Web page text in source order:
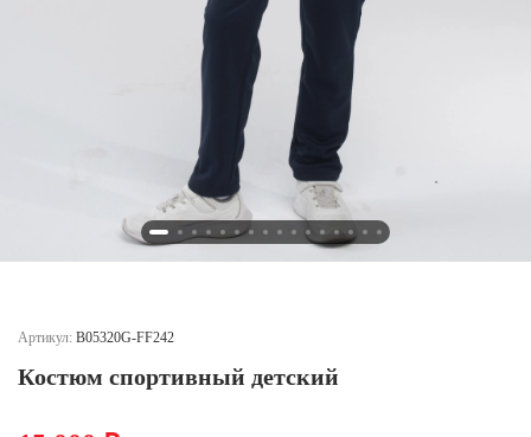
Тюменская область (3)
Хакасия (1)
Челябинская область (2)
Ямало-Ненецкий автономный округ (1)
Артикул: B05320G-FF242
Костюм спортивный детский